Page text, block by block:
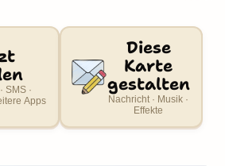
SMS ·
Apps
Diese
Karte
gestalten
Nachricht · Musik ·
Effekte